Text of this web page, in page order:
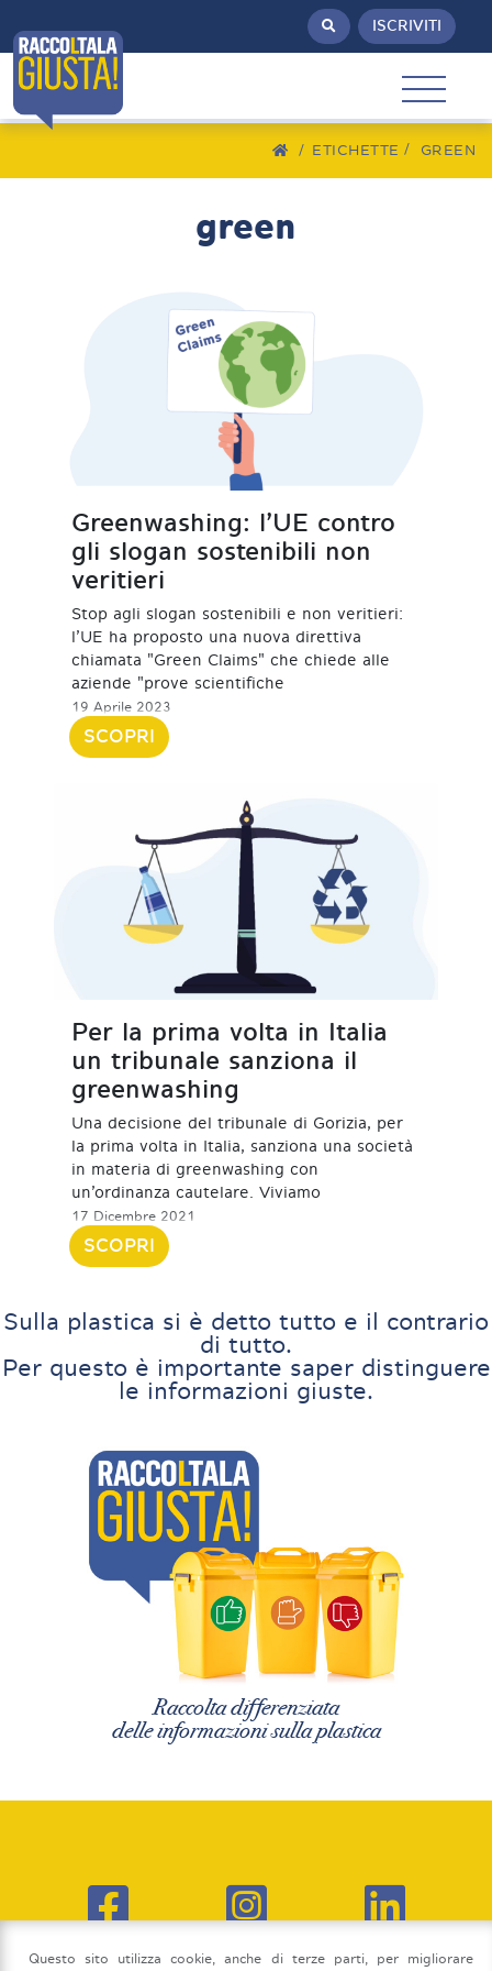
ISCRIVITI
/ ETICHETTE GREEN
green
Greenwashing: l’UE contro
gli slogan sostenibili non
veritieri
Stop agli slogan sostenibili e non veritieri:
l’UE ha proposto una nuova direttiva
chiamata "Green Claims" che chiede alle
aziende "prove scientifiche
19 Aprile 2023
SCOPRI
Per la prima volta in Italia
un tribunale sanziona il
greenwashing
Una decisione del tribunale di Gorizia, per
la prima volta in Italia, sanziona una società
in materia di greenwashing con
un’ordinanza cautelare. Viviamo
17 Dicembre 2021
SCOPRI
Sulla plastica si è detto tutto e il contrario
di tutto.
Per questo è importante saper distinguere
le informazioni giuste.
Raccolta differenziata
delle informazioni sulla plastica
Questo sito utilizza cookie, anche di terze parti, per migliorare